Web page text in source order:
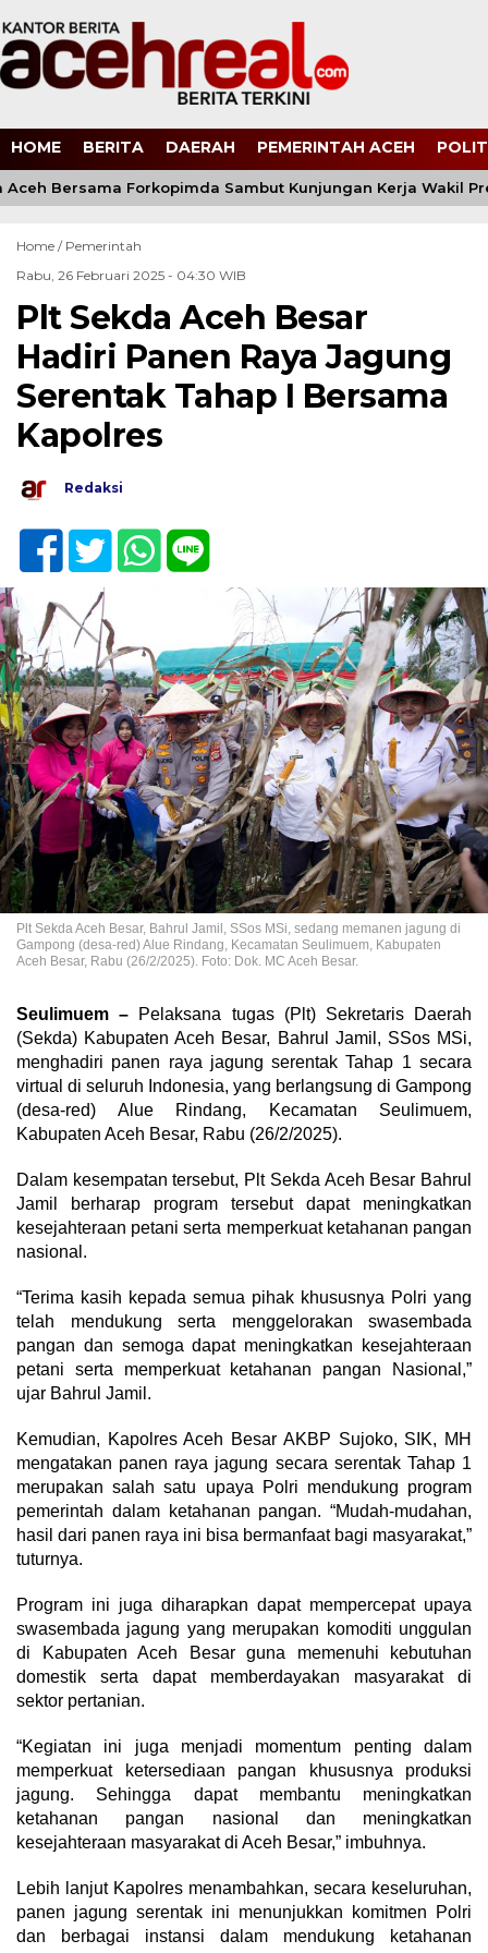
HOME BERITA DAERAH PEMERINTAH ACEH
Bersama Forkopimda Sambut Kunjungan Kerja Wakil
Home / Pemerintah
Rabu, 26 Februari 2025 - 04:30 WIB
Plt Sekda Aceh Besar
Hadiri Panen Raya Jagung
Serentak Tahap I Bersama
Kapolres
Redaksi
Plt Sekda Aceh Besar, Bahrul Jamil, SSos MSi, sedang memanen jagung di
Gampong (desa-red) Alue Rindang, Kecamatan Seulimuem, Kabupaten
Aceh Besar, Rabu (26/2/2025). Foto: Dok. MC Aceh Besar.
Seulimuem – Pelaksana tugas (Plt) Sekretaris Daerah
(Sekda) Kabupaten Aceh Besar, Bahrul Jamil, SSos MSi,
menghadiri panen raya jagung serentak Tahap 1 secara
virtual di seluruh Indonesia, yang berlangsung di Gampong
(desa-red) Alue Rindang, Kecamatan Seulimuem,
Kabupaten Aceh Besar, Rabu (26/2/2025).
Dalam kesempatan tersebut, Plt Sekda Aceh Besar Bahrul
Jamil berharap program tersebut dapat meningkatkan
kesejahteraan petani serta memperkuat ketahanan pangan
nasional.
“Terima kasih kepada semua pihak khususnya Polri yang
telah mendukung serta menggelorakan swasembada
pangan dan semoga dapat meningkatkan kesejahteraan
petani serta memperkuat ketahanan pangan Nasional,”
ujar Bahrul Jamil.
Kemudian, Kapolres Aceh Besar AKBP Sujoko, SIK, MH
mengatakan panen raya jagung secara serentak Tahap 1
merupakan salah satu upaya Polri mendukung program
pemerintah dalam ketahanan pangan. “Mudah-mudahan,
hasil dari panen raya ini bisa bermanfaat bagi masyarakat,”
tuturnya.
Program ini juga diharapkan dapat mempercepat upaya
swasembada jagung yang merupakan komoditi unggulan
di Kabupaten Aceh Besar guna memenuhi kebutuhan
domestik serta dapat memberdayakan masyarakat di
sektor pertanian.
“Kegiatan ini juga menjadi momentum penting dalam
memperkuat ketersediaan pangan khususnya produksi
jagung. Sehingga dapat membantu meningkatkan
ketahanan pangan nasional dan meningkatkan
kesejahteraan masyarakat di Aceh Besar,” imbuhnya.
Lebih lanjut Kapolres menambahkan, secara keseluruhan,
panen jagung serentak ini menunjukkan komitmen Polri
dan berbagai instansi dalam mendukung ketahanan